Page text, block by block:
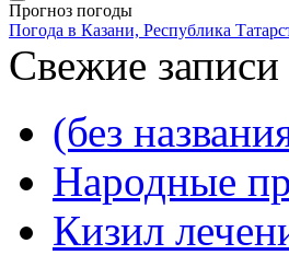
Прогноз погоды
Погода в Казани, Республика
Свежие записи
(без
Народные
Кизил